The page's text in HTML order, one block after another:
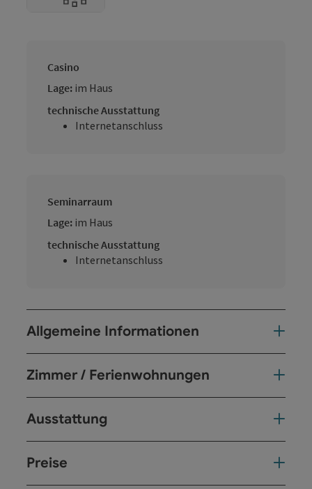
Casino
Lage: im Haus
technische Ausstattung
Internetanschluss
Seminarraum
Lage: im Haus
technische Ausstattung
Internetanschluss
Allgemeine Informationen
Zimmer / Ferienwohnungen
Ausstattung
Preise